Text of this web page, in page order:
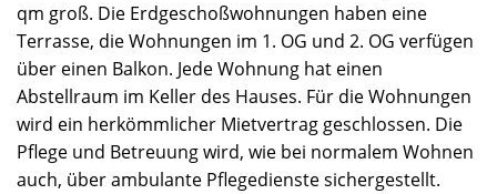
qm groß. Die Erdgeschoßwohnungen haben eine
Terrasse, die Wohnungen im 1. OG und 2. OG verfügen
über einen Balkon. Jede Wohnung hat einen
Abstellraum im Keller des Hauses. Für die Wohnungen
wird ein herkömmlicher Mietvertrag geschlossen. Die
Pflege und Betreuung wird, wie bei normalem Wohnen
auch, über ambulante Pflegedienste sichergestellt.